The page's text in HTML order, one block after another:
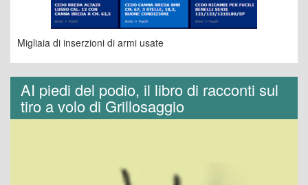
Migliaia di inserzioni di armi usate
AI piedi del podio, il libro di racconti sul
tiro a volo di Grillosaggio